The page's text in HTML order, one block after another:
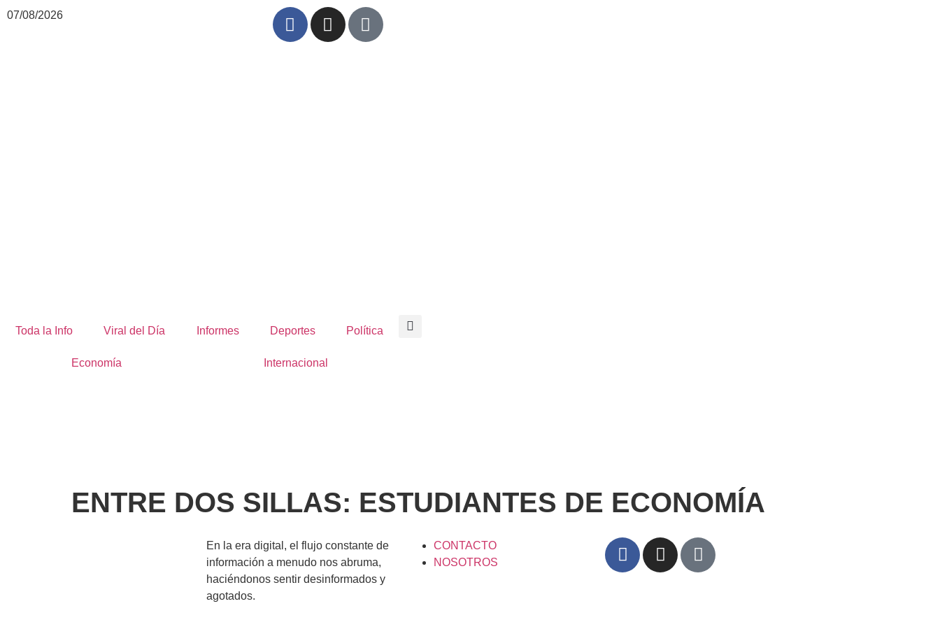
07/08/2026
Toda la Info Viral del Día Informes Deportes Política
Economía Internacional
ENTRE DOS SILLAS: ESTUDIANTES DE ECONOMÍA
En la era digital, el flujo constante de
información a menudo nos abruma,
haciéndonos sentir desinformados y
agotados.
CONTACTO
NOSOTROS